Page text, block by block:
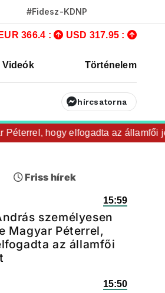
#Fidesz-KDNP
EUR 366.4 : USD 317.95 :
Videók Történelem
hírcsatorna
hogy elfogadta az államfői
Friss hírek
15:59
személyesen
Magyar Péterrel,
az államfői
15:50